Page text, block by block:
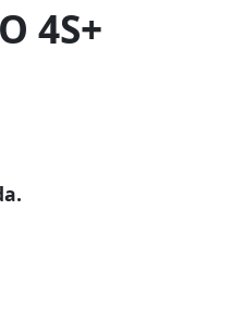
4S+